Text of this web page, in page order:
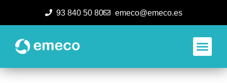
93 840 50 80 emeco@emeco.es